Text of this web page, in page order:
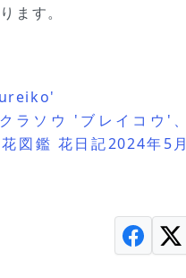
ます。
ラソウ 'ブレイコウ'、
鑑 花日記2024年5月